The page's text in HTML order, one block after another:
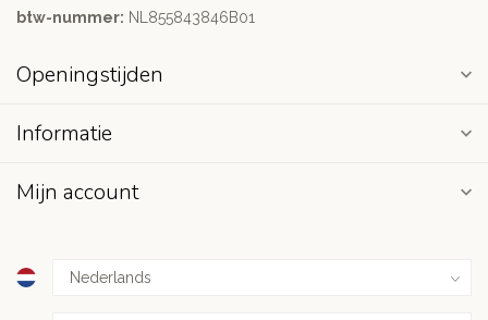
btw-nummer: NL855843846B01
Openingstijden
Informatie
Mijn account